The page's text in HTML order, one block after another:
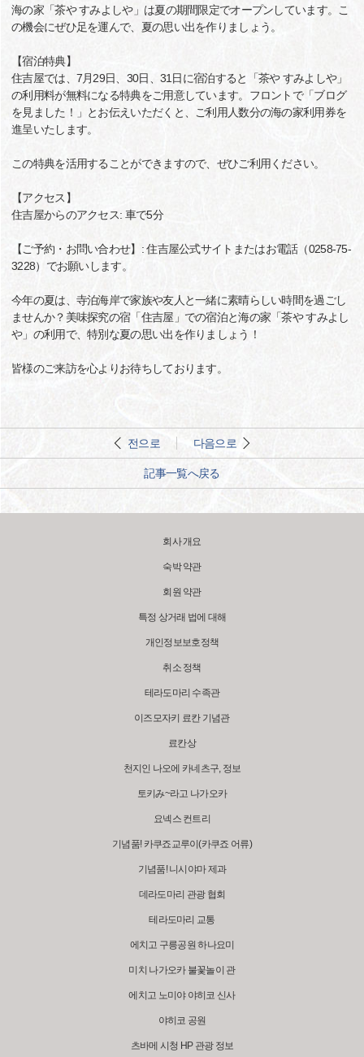
海の家「茶や すみよしや」は夏の期間限定でオープンしています。こ
の機会にぜひ足を運んで、夏の思い出を作りましょう。
【宿泊特典】
住吉屋では、7月29日、30日、31日に宿泊すると「茶や すみよしや」
の利用料が無料になる特典をご用意しています。フロントで「ブログ
を見ました！」とお伝えいただくと、ご利用人数分の海の家利用券を
進呈いたします。
この特典を活用することができますので、ぜひご利用ください。
【アクセス】
住吉屋からのアクセス: 車で5分
【ご予約・お問い合わせ】: 住吉屋公式サイトまたはお電話（0258-75-
3228）でお願いします。
今年の夏は、寺泊海岸で家族や友人と一緒に素晴らしい時間を過ごし
ませんか？美味探究の宿「住吉屋」での宿泊と海の家「茶や すみよし
や」の利用で、特別な夏の思い出を作りましょう！
皆様のご来訪を心よりお待ちしております。
전으로 다음으로
記事一覧へ戻る
회사 개요
숙박 약관
회원 약관
특정 상거래 법에 대해
개인정보보호정책
취소 정책
테라도마리 수족관
이즈모자키 료칸 기념관
료칸상
천지인 나오에 카네츠구, 정보
토키み~라고 나가오카
요넥스 컨트리
기념품! 카쿠죠교루이(카쿠죠 어류)
기념품! 니시야마 제과
데라도마리 관광 협회
테라도마리 교통
에치고 구릉공원 하나요미
미치 나가오카 불꽃놀이 관
에치고 노미야 야히코 신사
야히코 공원
츠바메 시청 HP 관광 정보